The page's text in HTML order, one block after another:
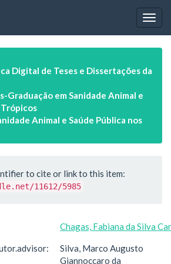
Digital de Teses e Dissertações da
Graduação em Sanidade Animal e
Trópicos
Animal e Saúde Pública nos
to cite or link to this item:
11612/5985
Chagas, Fabiana da Silva
Silva, Marco Augusto
Giannoccaro da